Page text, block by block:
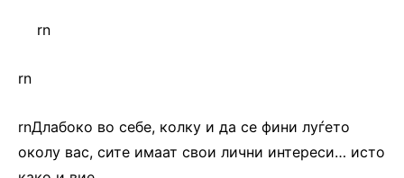
rn
rn
rnДлабоко во себе, колку и да се фини луѓето
околу вас, сите имаат свои лични интереси… исто